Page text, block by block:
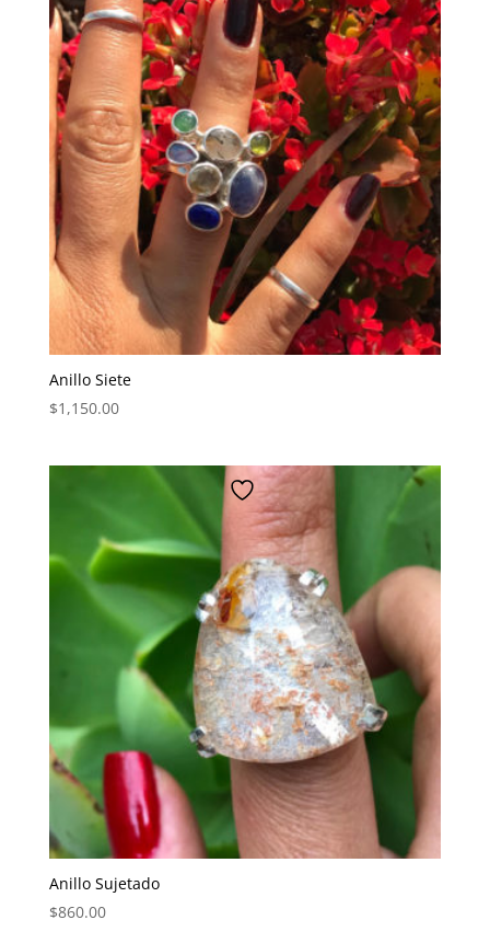
Anillo Siete
$1,150.00
Anillo Sujetado
$860.00